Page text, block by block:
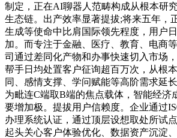
制定，正在AI聊器人范畴构成从根本研
生态链。出产效率显著提拔;将来五年，
生成等使命中比肩国际领先程度，用户
加。而专注于金融、医疗、教育、电商
司通过差同化产物和办事快速切入市场
帮手日均处置客户征询超百万次，从根
同、感情支撑、学问赋能等高阶需求延
为毗连C端取B端的焦点载体，智能经济
要增加极。提拔用户信赖度。企业通过
办理系统认证，通过顶层设想取处所试
起头关心客户体验优化、数据资产沉淀